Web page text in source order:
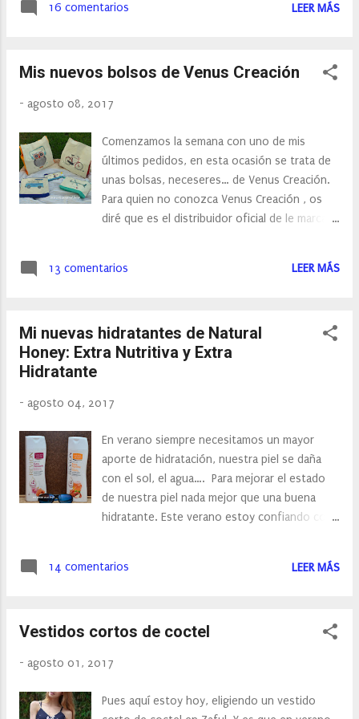
floreado lo podéis encontrar aquí ...
contracturas y lesiones musculares
ingredientes son especialistas en acciones
16 comentarios LEER MÁS
Mis nuevos bolsos de Venus Creación
- agosto 08, 2017
Comenzamos la semana con uno de mis
últimos pedidos, en esta ocasión se trata de
unas bolsas, neceseres… de Venus Creación.
Para quien no conozca Venus Creación , os
diré que es el distribuidor oficial de le marca
jabones, bolsas de lona y toallas de algodón.
13 comentarios LEER MÁS
Mi nuevas hidratantes de Natural
Honey: Extra Nutritiva y Extra
Hidratante
- agosto 04, 2017
En verano siempre necesitamos un mayor
aporte de hidratación, nuestra piel se daña
con el sol, el agua…. Para mejorar el estado
de nuestra piel nada mejor que una buena
hidratante. Este verano estoy confiando con
naturales de fácil y rápida absorción para
Nutritiva , ofrecen un mejor cuidado diario
más de hidratación.
14 comentarios LEER MÁS
Vestidos cortos de coctel
- agosto 01, 2017
Pues aquí estoy hoy, eligiendo un vestido